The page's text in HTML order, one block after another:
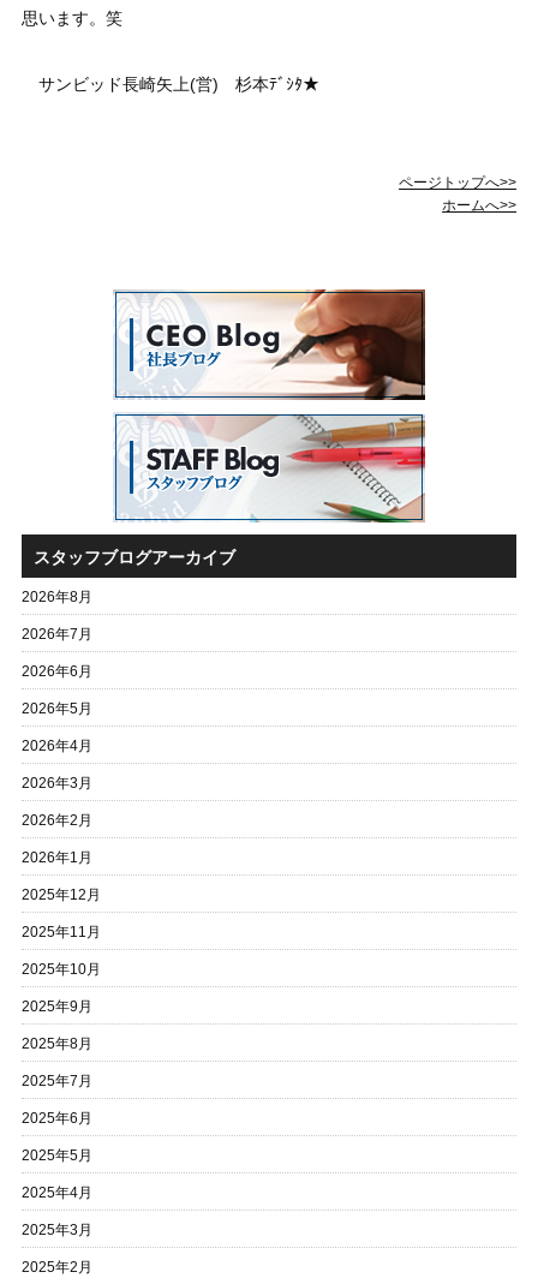
思います。笑
サンビッド長崎矢上(営) 杉本ﾃﾞｼﾀ★
ページトップへ>>
ホームへ>>
スタッフブログアーカイブ
2026年8月
2026年7月
2026年6月
2026年5月
2026年4月
2026年3月
2026年2月
2026年1月
2025年12月
2025年11月
2025年10月
2025年9月
2025年8月
2025年7月
2025年6月
2025年5月
2025年4月
2025年3月
2025年2月